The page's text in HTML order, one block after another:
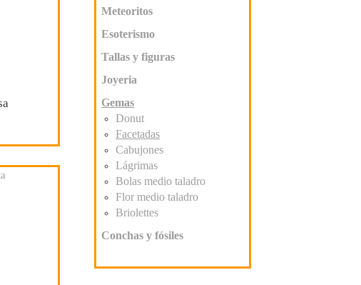
Meteoritos
Esoterismo
Tallas y figuras
Joyeria
Gemas
Donut
Facetadas
Cabujones
Lágrimas
Bolas medio taladro
Flor medio taladro
Briolettes
Conchas y fósiles